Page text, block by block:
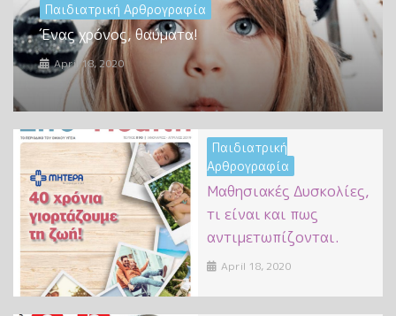
Παιδιατρική Αρθρογραφία
Ένας χρόνος, θαύματα!
April 18, 2020
Παιδιατρική
Αρθρογραφία
Μαθησιακές Δυσκολίες,
τι είναι και πως
αντιμετωπίζονται.
April 18, 2020